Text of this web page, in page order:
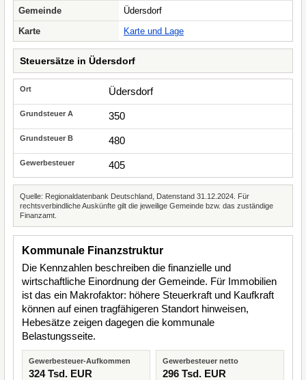
Gemeinde
Üdersdorf
Karte
Karte und Lage
Steuersätze in Üdersdorf
Üdersdorf
350
480
405
Quelle: Regionaldatenbank Deutschland, Datenstand 31.12.2024. Für
rechtsverbindliche Auskünfte gilt die jeweilige Gemeinde bzw. das zuständige
Finanzamt.
Kommunale Finanzstruktur
Die Kennzahlen beschreiben die finanzielle und
wirtschaftliche Einordnung der Gemeinde. Für Immobilien
ist das ein Makrofaktor: höhere Steuerkraft und Kaufkraft
können auf einen tragfähigeren Standort hinweisen,
Hebesätze zeigen dagegen die kommunale
Belastungsseite.
Gewerbesteuer-Aufkommen
324 Tsd. EUR
Gewerbesteuer netto
296 Tsd. EUR